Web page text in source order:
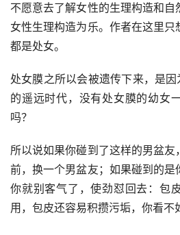
不愿意去了解女性的生理构造和
女性生理构造为乐。作者在这里
都是处女。
处女膜之所以会被遗传下来，是因
的遥远时代，没有处女膜的幼女
吗？
所以说如果你碰到了这样的男盆
前，换一个男盆友；如果碰到的
你就别客气了，使劲怼回去：包
用，包皮还容易积攒污垢，你看不